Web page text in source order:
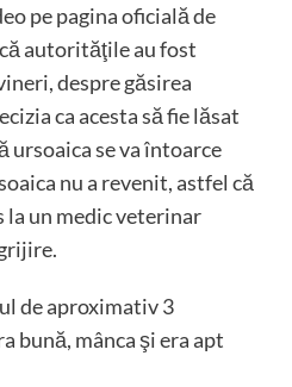
pe pagina oficială de
autorităţile au fost
despre găsirea
ca acesta să fie lăsat
ursoaica se va întoarce
nu a revenit, astfel că
la un medic veterinar
de aproximativ 3
bună, mânca şi era apt